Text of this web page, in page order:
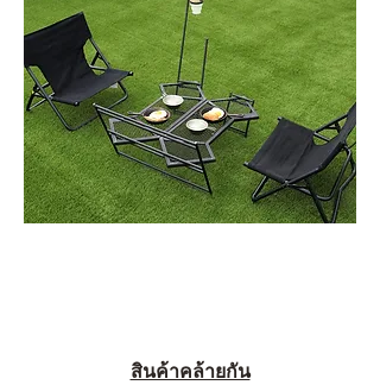
สินค้าคล้ายกัน